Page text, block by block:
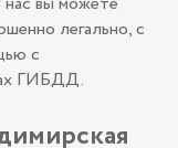
легально, с
с
ГИБДД.